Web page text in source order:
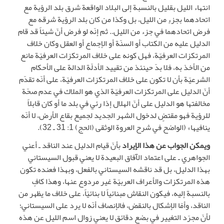
انتهاء الليل بقليل بالنسبة إلى البلاد الواقعة شرق بلد الرؤية مع
اتحادهما بجزءٍ من الليل، بل وكذا من كان بلد الرؤية شرقه مع
فرض اتحادهما في جزء من الليل.. ثم إنّه لو فرض أنّ شيئاً قد قام
الدليل عليه من الكتاب أو السنّة أو الإجماع أو العقل وكان خلاف
المرتكزات العرفيّة، فهل كونه على خلاف المرتكزات العرفيّة مانع
من الأخذ به، فلا بدّ حينئذ من تقييد الأدلّة الدالة على الأحكام
الشرعيّة بأن لا تكون على خلاف المرتكزات العرفيّة، على أنّه تقدّم
أنّ الدليل على المرتكزات العرفيّة الذي هو الملاك في عدم صحّة
مخالفتها هو الدليل على أنّ الهلال إذا رئي في بلد ما أو كان قابلاً
للرؤية فهو مقتضٍ لدخول الشهر الجديد لجميع بقاع الأرض، لا أنّه
ينافيها» (الواضح في شرح العروة الوثقى (الحج) 1: 31 ـ 32).
ويمكن الجواب عن هذا الإيرادبأنّ قيام الدليل عند الناقد ـ أعني
الجواهري ـ على اعتماد الآفاق البعيدة لا يعني قبول السيستاني
بهذا الدليل، بل قد ناقشه السيستاني بالفعل، وبهذا فعنده تكون
هذه المرتكزات والأعراف العربيّة غير مردوع عنها، وهذا كافٍ
بالنسبة إليه، فيكون النقاش مبنائياً لا بنائيّاً، على خلاف ما يظهر من
الناقد، وأمّا الإشكال بالنقض، فالإنصاف أنّه لا يرد على السيستاني؛
لأنّ مجرّد التغيير في بضع دقائق لا يعني زوال اسم الليل عن هذه